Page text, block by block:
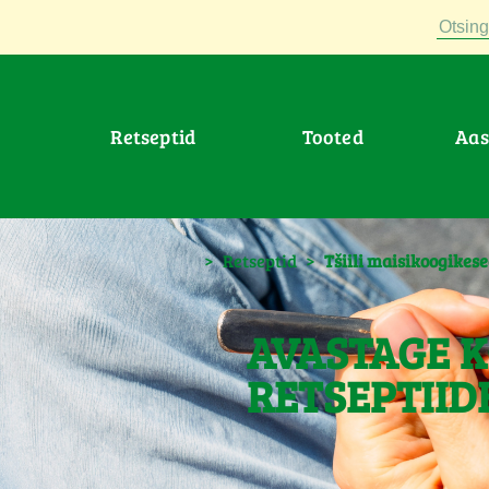
Otsing
Retseptid Tooted
> Retseptid > Tšiili
AVASTAGE